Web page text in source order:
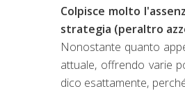
Colpisce molto
strategia (peraltro
Nonostante quanto
attuale, offrendo varie
dico esattamente,